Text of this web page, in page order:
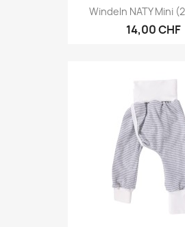
Windeln NATY Mini
14,00 CHF